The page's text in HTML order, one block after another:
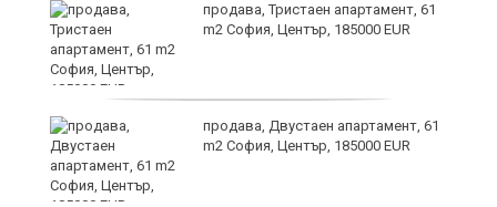
продава, Тристаен апартамент, 61
m2 София, Център, 185000 EUR
продава, Двустаен апартамент, 61
m2 София, Център, 185000 EUR